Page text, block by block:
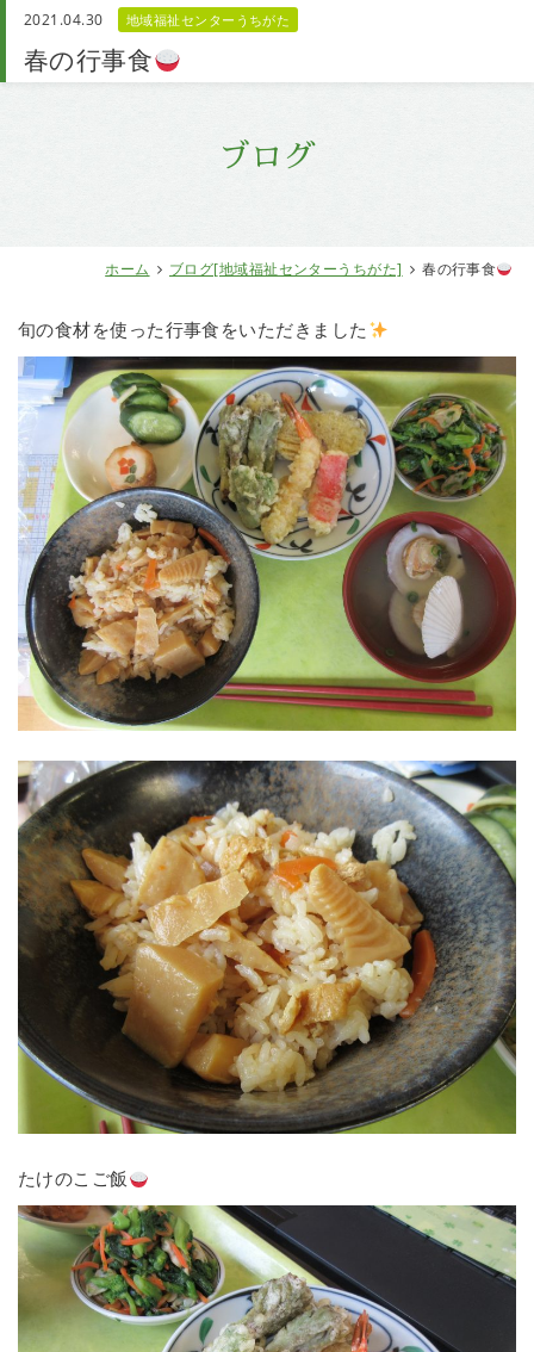
ブログ
ホーム ブログ[地域福祉センターうちがた] 春の行事食
2021.04.30 地域福祉センターうちがた
春の行事食
旬の食材を使った行事食をいただきました
たけのこご飯